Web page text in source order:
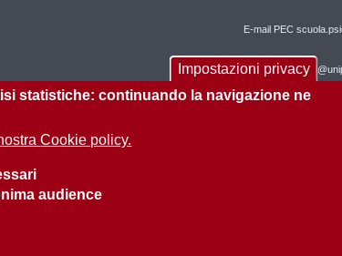
E-mail PEC
E-mail
Impostazioni privacy
statistiche: continuando la navigazione ne
Cookie policy.
audience